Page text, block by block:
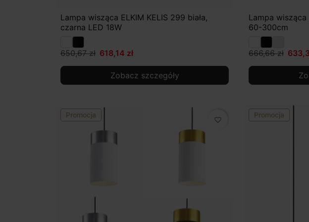
Lampa wisząca ELKIM KELIS 299 biała,
czarna LED 18W
650,67 zł 618,14 zł
Zobacz szczegóły
Lampa wisząca
60-300cm
666,66 zł
Promocja
favorite_border
Promocja